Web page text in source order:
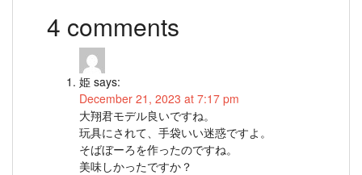
4 comments
姫 says:
December 21, 2023 at 7:17 pm
大翔君モデル良いですね。
玩具にされて、手袋いい迷惑ですよ。
そばぼーろを作ったのですね。
美味しかったですか？